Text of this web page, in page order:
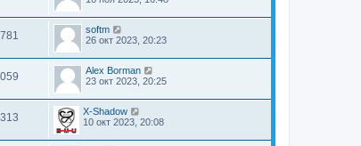
softm
26 окт 2023, 20:23
Alex Borman
23 окт 2023, 20:25
X-Shadow
10 окт 2023, 20:08